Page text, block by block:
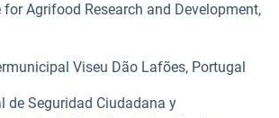
Agrifood Research and Development,
Viseu Dão Lafões, Portugal
de Seguridad Ciudadana y